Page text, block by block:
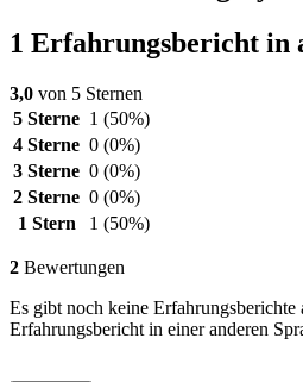
1 Erfahrungsbericht in
3,0 von 5 Sternen
5 Sterne 1 (50%)
4 Sterne 0 (0%)
3 Sterne 0 (0%)
2 Sterne 0 (0%)
1 Stern
1 (50%)
2 Bewertungen
Es gibt noch keine Erfahrungsberichte
Erfahrungsbericht in einer anderen